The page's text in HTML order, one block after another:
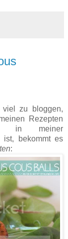
zu bloggen,
Rezepten
in meiner
ist, bekommt es
: